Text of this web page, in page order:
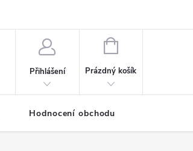
Přihlášení
NÁKUPNÍ
Prázdný košík
Hodnocení obchodu